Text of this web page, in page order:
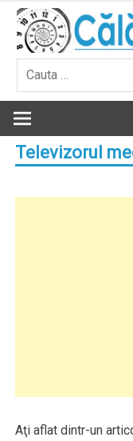
Skip
content
Televizorul
Aţi aflat dintr-un